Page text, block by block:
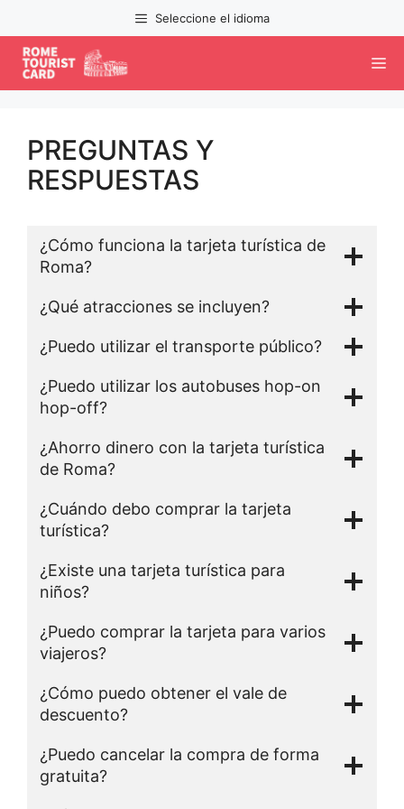
al
contenido
Seleccione el idioma
PREGUNTAS Y
RESPUESTAS
¿Cómo funciona la tarjeta turística de
Roma?
¿Qué atracciones se incluyen?
¿Puedo utilizar el transporte público?
¿Puedo utilizar los autobuses hop-on
hop-off?
¿Ahorro dinero con la tarjeta turística
de Roma?
¿Cuándo debo comprar la tarjeta
turística?
¿Existe una tarjeta turística para
niños?
¿Puedo comprar la tarjeta para varios
viajeros?
¿Cómo puedo obtener el vale de
descuento?
¿Puedo cancelar la compra de forma
gratuita?